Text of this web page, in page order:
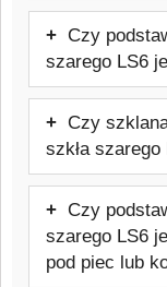
aby
większości
Tak,
szkła
panele,
Czy
szarego LS6
Nie, w
przed
stanowi
usuwać
mogłyby
powierzchni.
Czy
szkła
Nie, w
położyć ją
kominka.
Czy
szarego LS6
pod piec lub